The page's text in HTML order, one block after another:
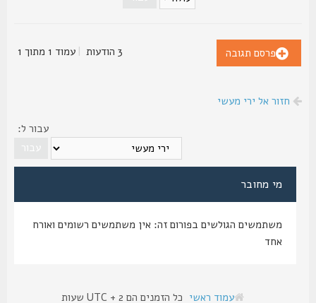
פרסם תגובה |עמוד1מתוך1
חזור אל ירי מעשי
עבור ל:
מי מחובר
משתמשים הגולשים בפורום זה: אין משתמשים רשומים ואורח
עמוד ראשי כל הזמנים הם UTC + 2 שעות